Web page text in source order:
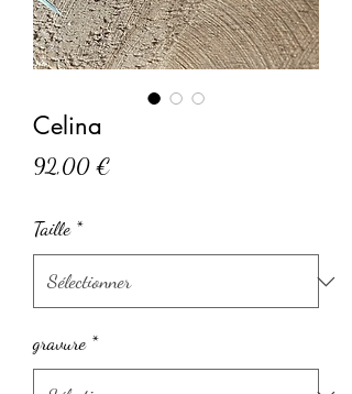
Celina
92,00 €
Taille *
gravure *